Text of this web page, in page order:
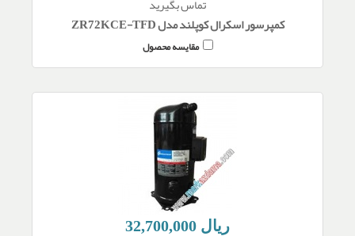
تماس بگیرید
کمپرسور اسکرال کوپلند مدل ZR72KCE-TFD
مقایسه محصول
32,700,000 ریال